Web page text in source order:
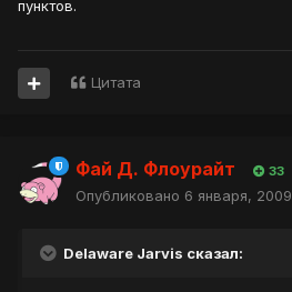
пунктов.
Цитата
Фай Д. Флоурайт 33
Опубликовано 6 января, 2009
Delaware Jarvis сказал: